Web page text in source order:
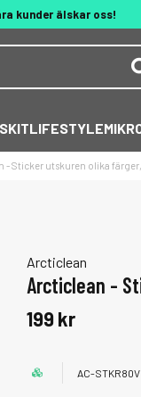
(max 20 kg)
över 500 kr
LIFESTYLE
- Sticker utskuren olika
Arcticlean
Arcticlean -
199 kr
AC-STKR80V